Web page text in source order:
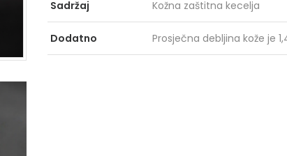
Sadržaj Kožna zaštitna kecelja
Dodatno Prosječna debljina kože je